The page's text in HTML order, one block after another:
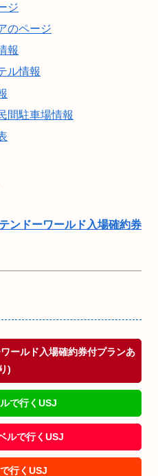
ジ
のページ
報
ル情報
間駐車場情報
ンドーワールド入場確約券
ールド入場確約券付プランあ
り)
で行くUSJ
ルで行くUSJ
行くUSJ